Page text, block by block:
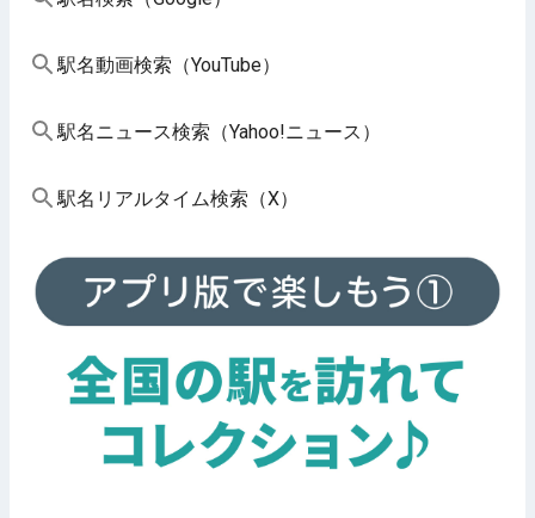
駅名動画検索（YouTube）
駅名ニュース検索（Yahoo!ニュース）
駅名リアルタイム検索（X）